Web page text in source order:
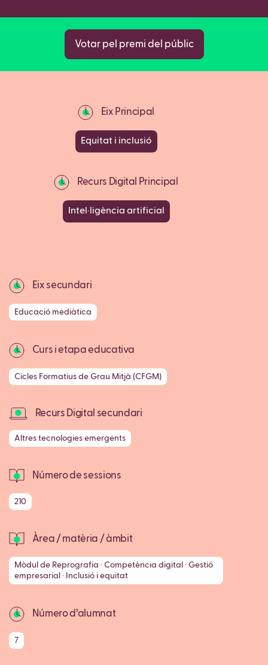
Votar pel premi del públic
Eix Principal
Equitat i inclusió
Recurs Digital Principal
Intel·ligència artificial
Eix secundari
Educació mediàtica
Curs i etapa educativa
Cicles Formatius de Grau Mitjà (CFGM)
Recurs Digital secundari
Altres tecnologies emergents
Número de sessions
210
Àrea / matèria / àmbit
Mòdul de Reprografia · Competència digital · Gestió
empresarial · Inclusió i equitat
Número d’alumnat
7